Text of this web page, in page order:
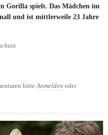
Gorilla spielt. Das Mädchen im
und ist mittlerweile 23 Jahre
spielt mit einem
bitteAnmelden oder